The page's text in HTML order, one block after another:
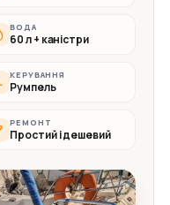
ВОДА
60 л + каністри
КЕРУВАННЯ
Румпель
РЕМОНТ
Простий і дешевий